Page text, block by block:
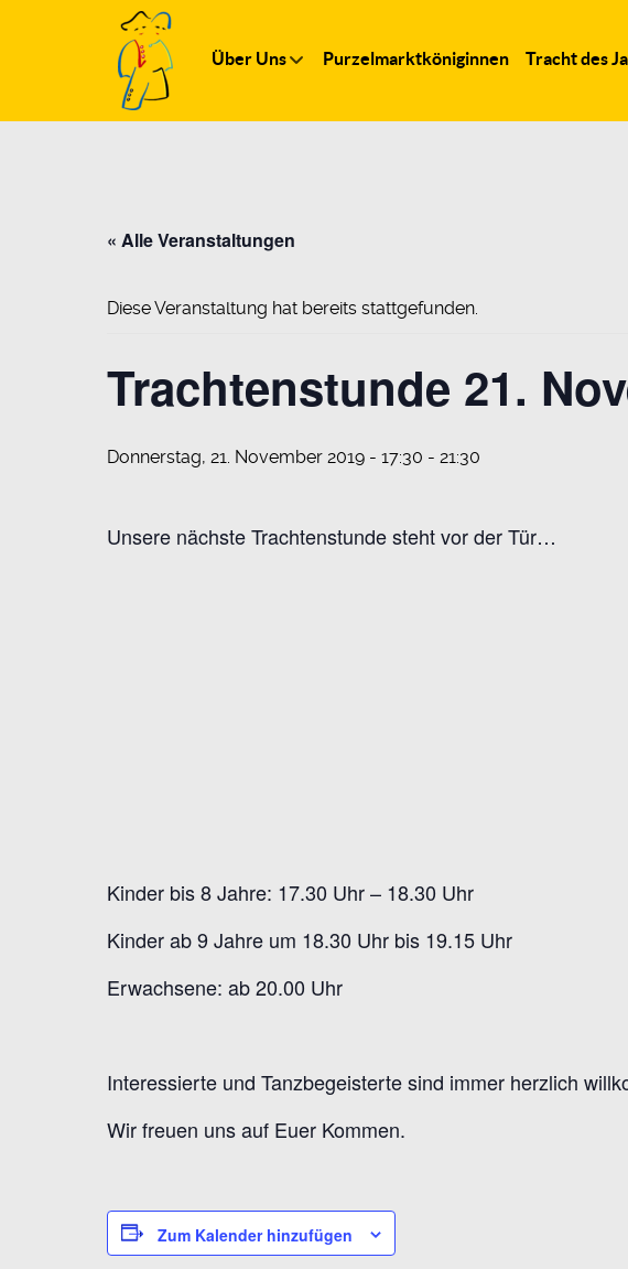
Über Uns Purzelmarktköniginnen Tracht des
« Alle Veranstaltungen
Diese Veranstaltung hat bereits stattgefunden.
Trachtenstunde 21.
Donnerstag, 21. November 2019 - 17:30 - 21:30
Unsere nächste Trachtenstunde steht vor der Tür…
Kinder bis 8 Jahre: 17.30 Uhr – 18.30 Uhr
Kinder ab 9 Jahre um 18.30 Uhr bis 19.15 Uhr
Erwachsene: ab 20.00 Uhr
Interessierte und Tanzbegeisterte sind immer herzlich
Wir freuen uns auf Euer Kommen.
Zum Kalender hinzufügen